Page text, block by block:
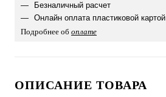
Безналичный расчет
Онлайн оплата пластиковой картой
Подробнее об оплате
ОПИСАНИЕ ТОВАРА